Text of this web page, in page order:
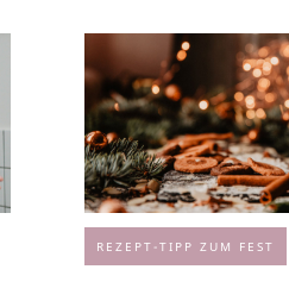
REZEPT-TIPP ZUM FEST